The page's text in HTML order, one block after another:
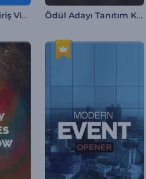
Baby Shower Giriş Videosu Ödül Adayı Tanıtım Kiti